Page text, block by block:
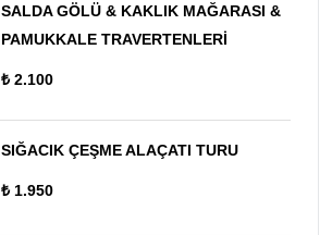
SALDA GÖLÜ & KAKLIK MAĞARASI &
PAMUKKALE TRAVERTENLERİ
₺ 2.100
SIĞACIK ÇEŞME ALAÇATI TURU
₺ 1.950